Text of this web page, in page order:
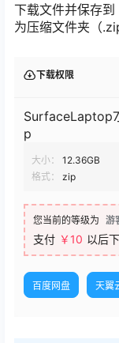
下载文件并保存
为压缩文件夹（
下载权限
p
大小：
12.36GB
格式：
zip
您当前的等级为 游
支付 ￥10 以后
百度网盘 天翼